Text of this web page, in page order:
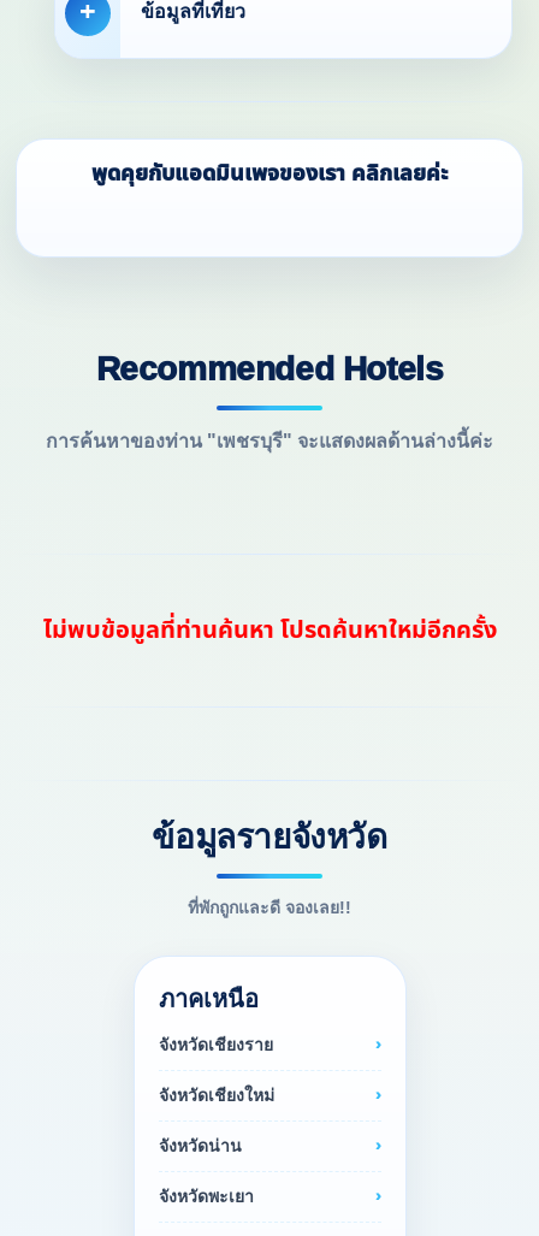
ข้อมูลที่เที่ยว
พูดคุยกับแอดมินเพจของเรา คลิกเลยค่ะ
Recommended Hotels
การค้นหาของท่าน "เพชรบุรี" จะแสดงผลด้านล่างนี้ค่ะ
ไม่พบข้อมูลที่ท่านค้นหา โปรดค้นหาใหม่อีกครั้ง
ข้อมูลรายจังหวัด
ที่พักถูกและดี จองเลย!!
ภาคเหนือ
จังหวัดเชียงราย
จังหวัดเชียงใหม่
จังหวัดน่าน
จังหวัดพะเยา